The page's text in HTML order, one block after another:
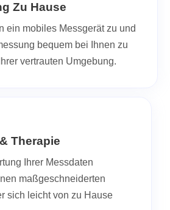
Zu Hause
ein mobiles Messgerät zu und
bequem bei Ihnen zu
vertrauten Umgebung.
Therapie
Ihrer Messdaten
maßgeschneiderten
sich leicht von zu Hause